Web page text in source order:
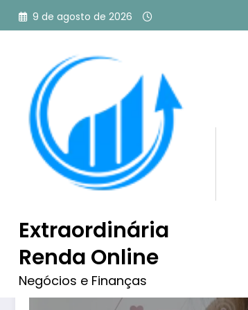
Pular
para
9 de agosto de 2026
Extraordinária
Renda Online
Negócios e Finanças
Tag: plr